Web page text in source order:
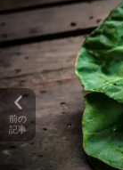
前の
記事